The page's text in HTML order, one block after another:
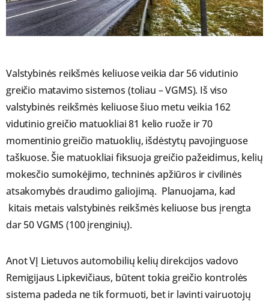
Valstybinės reikšmės keliuose veikia dar 56 vidutinio
greičio matavimo sistemos (toliau – VGMS). Iš viso
valstybinės reikšmės keliuose šiuo metu veikia 162
vidutinio greičio matuokliai 81 kelio ruože ir 70
momentinio greičio matuoklių, išdėstytų pavojinguose
taškuose. Šie matuokliai fiksuoja greičio pažeidimus, kelių
mokesčio sumokėjimo, techninės apžiūros ir civilinės
atsakomybės draudimo galiojimą. Planuojama, kad
kitais metais valstybinės reikšmės keliuose bus įrengta
dar 50 VGMS (100 įrenginių).
Anot VĮ Lietuvos automobilių kelių direkcijos vadovo
Remigijaus Lipkevičiaus, būtent tokia greičio kontrolės
sistema padeda ne tik formuoti, bet ir lavinti vairuotojų